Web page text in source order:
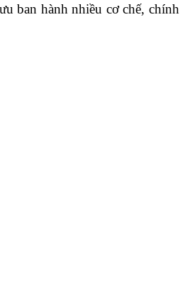
ban hành nhiều cơ chế, chính